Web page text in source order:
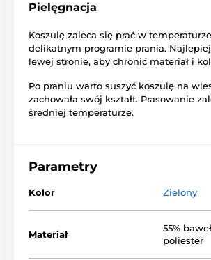
Pielęgnacja
Koszulę zaleca się prać w
delikatnym programie prania.
lewej stronie, aby chronić materiał i
Po praniu warto suszyć koszulę na
zachowała swój kształt. Prasowanie
średniej temperaturze.
Parametry
Kolor Zielony
Materiał
55%
poliester